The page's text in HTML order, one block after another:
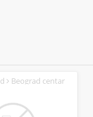
Beograd centar